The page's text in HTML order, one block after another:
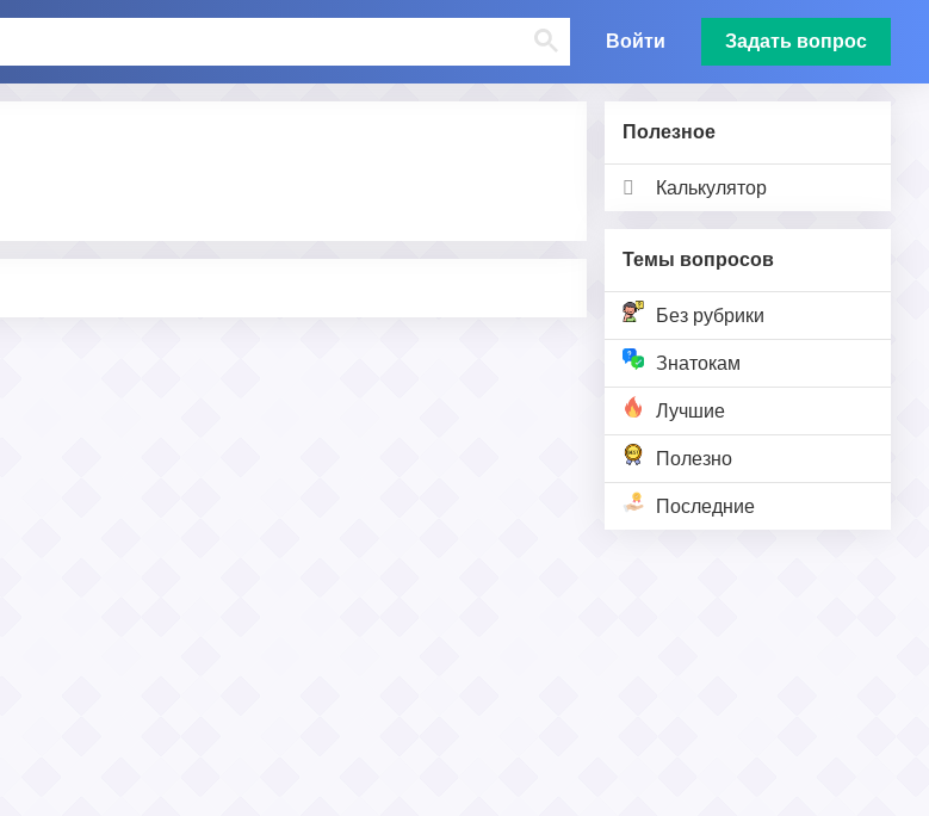
Войти Задать вопрос
Полезное
Калькулятор
Темы вопросов
Без рубрики
Знатокам
Лучшие
Полезно
Последние